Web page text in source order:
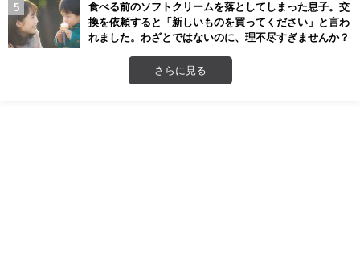
食べる前のソフトクリームを落としてしまった息子。交
換を依頼すると「新しいものを買ってください」と言わ
れました。わざとではないのに、理不尽すぎませんか？
さらに見る